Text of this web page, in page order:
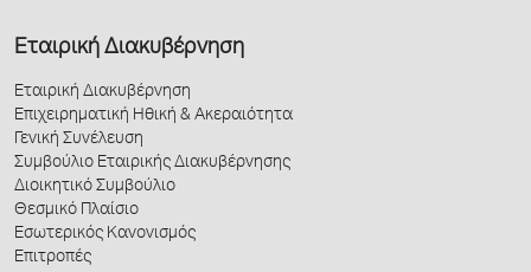
Εταιρική Διακυβέρνηση
Εταιρική Διακυβέρνηση
Επιχειρηματική Ηθική & Ακεραιότητα
Γενική Συνέλευση
Συμβούλιο Εταιρικής Διακυβέρνησης
Διοικητικό Συμβούλιο
Θεσμικό Πλαίσιο
Εσωτερικός Κανονισμός
Επιτροπές